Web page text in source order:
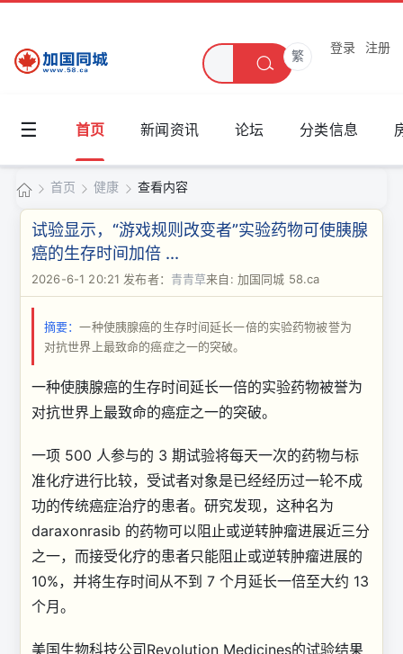
繁
登录 注册
☰ 首页 新闻资讯 论坛 分类信息
加
国
同
城
›
首页
›
健康
›
查看内容
试验显示，“游戏规则改变者”实验药物可使胰腺
癌的生存时间加倍 ...
2026-6-1 20:21 发布者： 青青草来自: 加国同城 58.ca
摘要：一种使胰腺癌的生存时间延长一倍的实验药物被誉为
对抗世界上最致命的癌症之一的突破。
一种使胰腺癌的生存时间延长一倍的实验药物被誉为
对抗世界上最致命的癌症之一的突破。
一项 500 人参与的 3 期试验将每天一次的药物与标
准化疗进行比较，受试者对象是已经经历过一轮不成
功的传统癌症治疗的患者。研究发现，这种名为
daraxonrasib 的药物可以阻止或逆转肿瘤进展近三分
之一，而接受化疗的患者只能阻止或逆转肿瘤进展的
10%，并将生存时间从不到 7 个月延长一倍至大约 13
个月。
美国生物科技公司Revolution Medicines的试验结果